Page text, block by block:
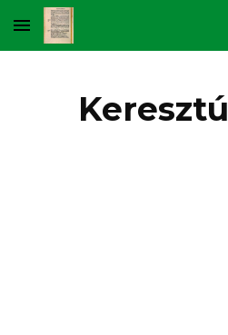
Skip to main content